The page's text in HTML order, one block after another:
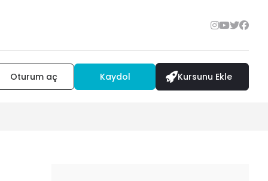
Oturum aç Kaydol Kursunu Ekle